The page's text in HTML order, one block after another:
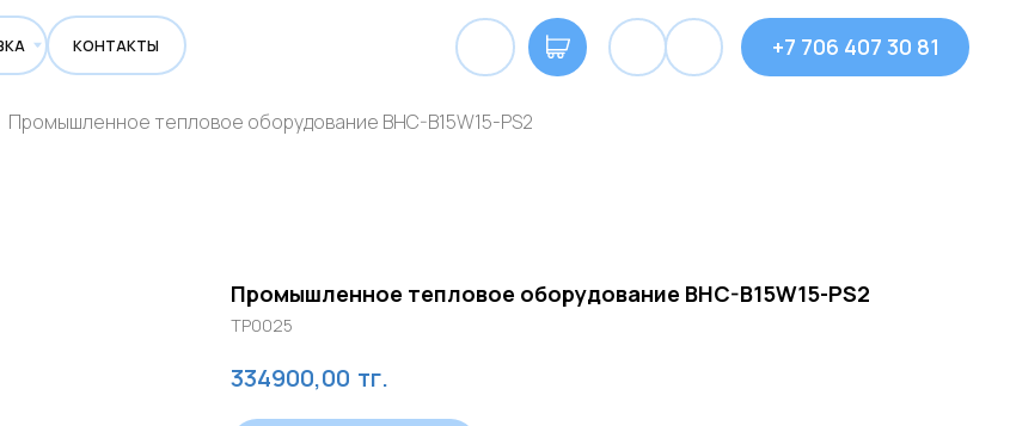
+7 706 407 30 81
КОНТАКТЫ
Промышленное тепловое оборудование BHC-B15W15-PS2
Промышленное тепловое оборудование BHC-B15W15-PS2
TP0025
334900,00 тг.